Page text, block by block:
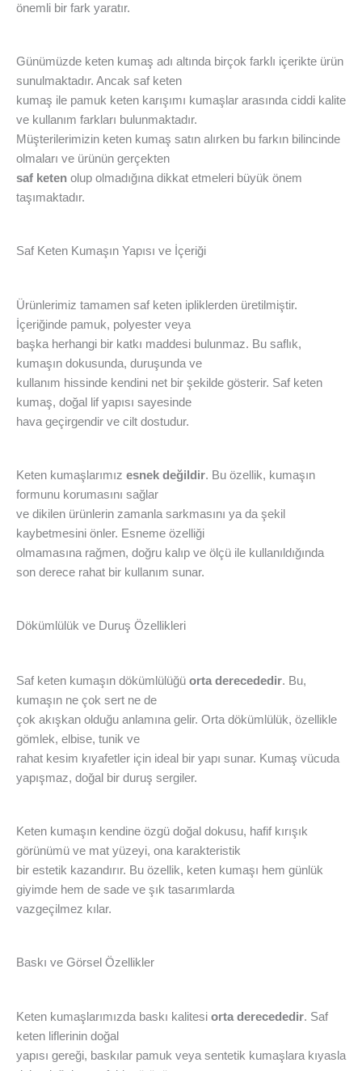
önemli bir fark yaratır.
Günümüzde keten kumaş adı altında birçok farklı içerikte ürün
sunulmaktadır. Ancak saf keten
kumaş ile pamuk keten karışımı kumaşlar arasında ciddi kalite
ve kullanım farkları bulunmaktadır.
Müşterilerimizin keten kumaş satın alırken bu farkın bilincinde
olmaları ve ürünün gerçekten
saf keten olup olmadığına dikkat etmeleri büyük önem
taşımaktadır.
Saf Keten Kumaşın Yapısı ve İçeriği
Ürünlerimiz tamamen saf keten ipliklerden üretilmiştir.
İçeriğinde pamuk, polyester veya
başka herhangi bir katkı maddesi bulunmaz. Bu saflık,
kumaşın dokusunda, duruşunda ve
kullanım hissinde kendini net bir şekilde gösterir. Saf keten
kumaş, doğal lif yapısı sayesinde
hava geçirgendir ve cilt dostudur.
Keten kumaşlarımız esnek değildir. Bu özellik, kumaşın
formunu korumasını sağlar
ve dikilen ürünlerin zamanla sarkmasını ya da şekil
kaybetmesini önler. Esneme özelliği
olmamasına rağmen, doğru kalıp ve ölçü ile kullanıldığında
son derece rahat bir kullanım sunar.
Dökümlülük ve Duruş Özellikleri
Saf keten kumaşın dökümlülüğü orta derecededir. Bu,
kumaşın ne çok sert ne de
çok akışkan olduğu anlamına gelir. Orta dökümlülük, özellikle
gömlek, elbise, tunik ve
rahat kesim kıyafetler için ideal bir yapı sunar. Kumaş vücuda
yapışmaz, doğal bir duruş sergiler.
Keten kumaşın kendine özgü doğal dokusu, hafif kırışık
görünümü ve mat yüzeyi, ona karakteristik
bir estetik kazandırır. Bu özellik, keten kumaşı hem günlük
giyimde hem de sade ve şık tasarımlarda
vazgeçilmez kılar.
Baskı ve Görsel Özellikler
Keten kumaşlarımızda baskı kalitesi orta derecededir. Saf
keten liflerinin doğal
yapısı gereği, baskılar pamuk veya sentetik kumaşlara kıyasla